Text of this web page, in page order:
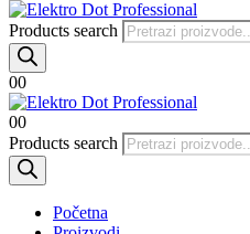
Products search
00
00
Products search
Početna